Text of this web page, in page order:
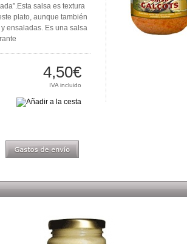
salsa es textura
plato, aunque también
ensaladas. Es una salsa
4,50€
IVA incluido